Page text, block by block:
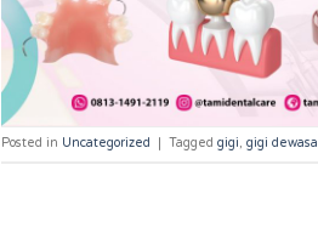
Posted in Uncategorized Tagged gigi, gigi dewasa